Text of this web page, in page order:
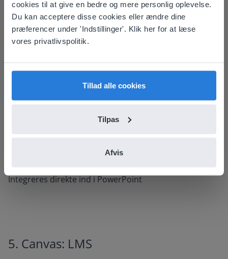
cookies til at give en bedre og mere personlig oplevelse.
Du kan acceptere disse cookies eller ændre dine
præferencer under 'Indstillinger'. Klik her for at læse
vores privatlivspolitik.
Tillad alle cookies
Tilpas
Afvis
Integreres direkte ind i PowerPoint
5. Canvas: LMS
your location
Based on your location, we think you might
prefer to visit our English website. There you'll
English
Dansk